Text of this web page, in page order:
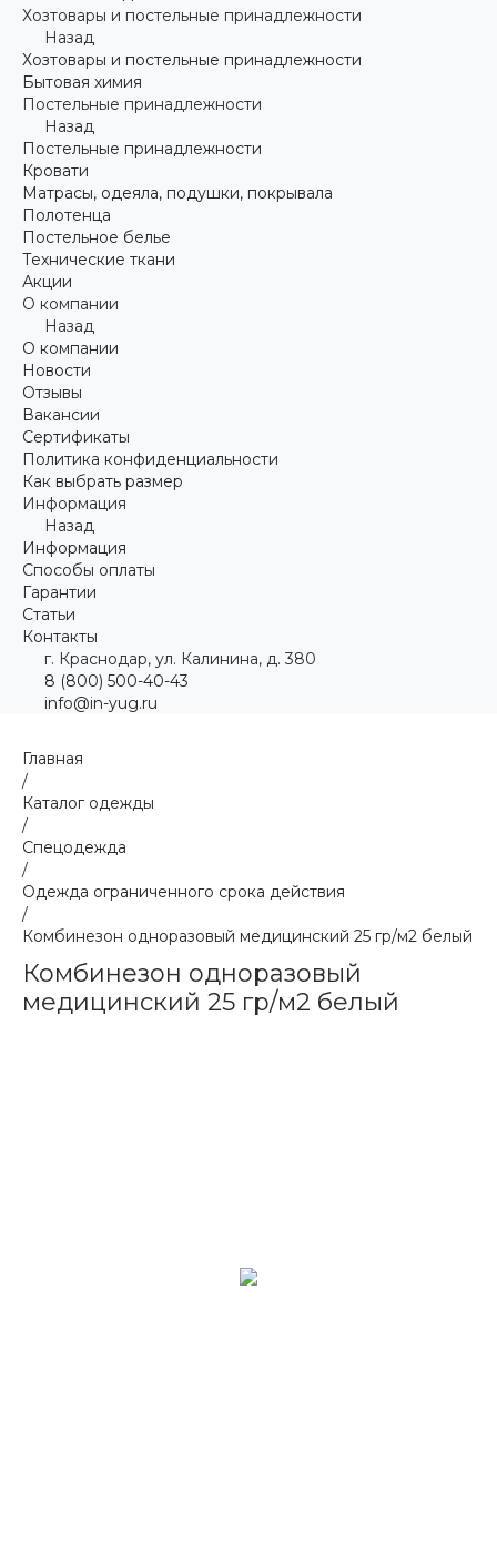
Хозтовары и постельные принадлежности
Назад
Хозтовары и постельные принадлежности
Бытовая химия
Постельные принадлежности
Назад
Постельные принадлежности
Кровати
Матрасы, одеяла, подушки, покрывала
Полотенца
Постельное белье
Технические ткани
Акции
О компании
Назад
О компании
Новости
Отзывы
Вакансии
Сертификаты
Политика конфиденциальности
Как выбрать размер
Информация
Назад
Информация
Способы оплаты
Гарантии
Статьи
Контакты
г. Краснодар, ул. Калинина, д. 380
8 (800) 500-40-43
info@in-yug.ru
Главная
/
Каталог одежды
/
Спецодежда
/
Одежда ограниченного срока действия
/
Комбинезон одноразовый медицинский 25 гр/м2 белый
Комбинезон одноразовый
медицинский 25 гр/м2 белый